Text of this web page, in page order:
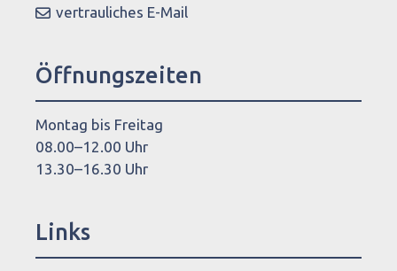
vertrauliches E-Mail
Öffnungszeiten
Montag bis Freitag
08.00–12.00 Uhr
13.30–16.30 Uhr
Links